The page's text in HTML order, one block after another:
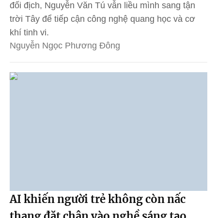
đối địch, Nguyễn Văn Tú vẫn liều mình sang tận
trời Tây để tiếp cận công nghệ quang học và cơ
khí tinh vi.
Nguyễn Ngọc Phương Đông
AI khiến người trẻ không còn nấc